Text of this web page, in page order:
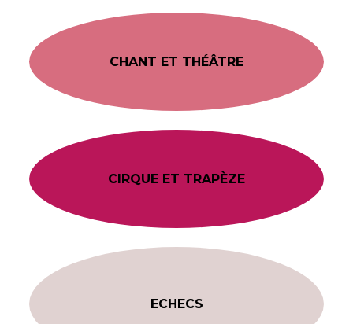
CHANT ET THÉÂTRE
CIRQUE ET TRAPÈZE
ECHECS